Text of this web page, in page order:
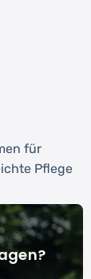
für
Pflege